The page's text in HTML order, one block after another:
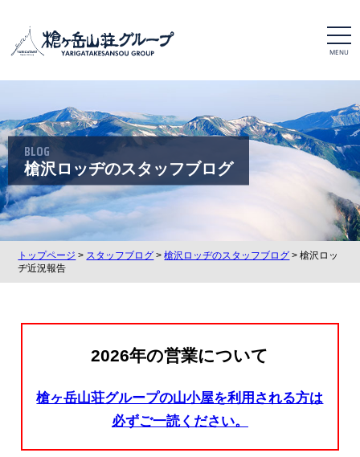
t
o
g
l
n
a
v
g
a
o
n
BLOG
槍沢ロッヂのスタッフブログ
トップページ > スタッフブログ >槍沢ロッヂのスタッフブログ > 槍沢ロッ
ヂ近況報告
2026年の営業について
槍ヶ岳山荘グループの山小屋を利用される方は
必ずご一読ください。